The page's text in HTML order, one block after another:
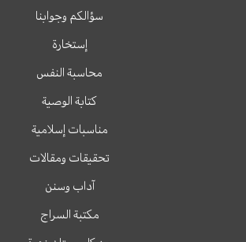
سؤالكم وجوابنا
إستخارة
محاسبة النفس
كتابة الوصية
مناسبات إسلامية
تحقيقات ومقالات
آداب وسنن
مكتبة السراج